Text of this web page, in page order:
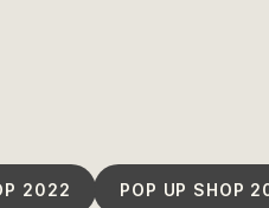
2022 POP UP SHOP